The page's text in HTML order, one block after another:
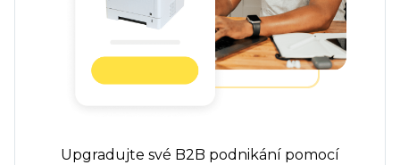
Upgradujte své B2B podnikání pomocí